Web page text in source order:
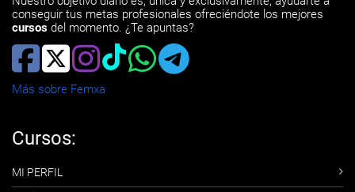
conseguir tus metas profesionales ofreciéndote los mejores
cursos del momento. ¿Te apuntas?
Más sobre Femxa
Cursos:
MI PERFIL